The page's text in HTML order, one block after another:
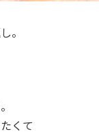
。
くて